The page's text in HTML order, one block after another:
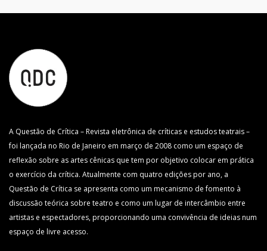
A Questão de Crítica – Revista eletrônica de críticas e estudos teatrais –
foi lançada no Rio de Janeiro em março de 2008 como um espaço de
reflexão sobre as artes cênicas que tem por objetivo colocar em prática
o exercício da crítica. Atualmente com quatro edições por ano, a
Questão de Crítica se apresenta como um mecanismo de fomento à
discussão teórica sobre teatro e como um lugar de intercâmbio entre
artistas e espectadores, proporcionando uma convivência de ideias num
espaço de livre acesso.